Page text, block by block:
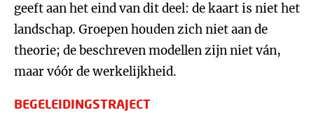
geeft aan het eind van dit deel: de kaart is niet het
landschap. Groepen houden zich niet aan de
theorie; de beschreven modellen zijn niet ván,
maar vóór de werkelijkheid.
BEGELEIDINGSTRAJECT